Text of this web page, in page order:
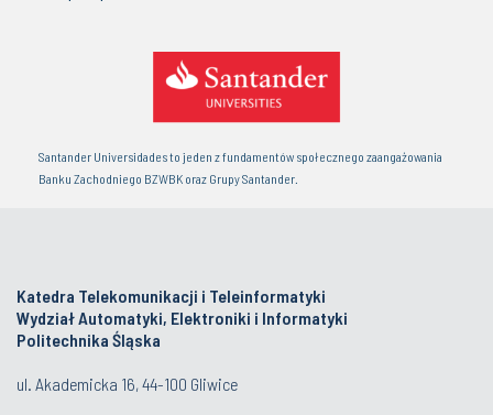
Santander Universidades to jeden z fundamentów społecznego zaangażowania
Banku Zachodniego BZWBK oraz Grupy Santander.
Katedra Telekomunikacji i Teleinformatyki
Wydział Automatyki, Elektroniki i Informatyki
Politechnika Śląska
ul. Akademicka 16, 44-100 Gliwice